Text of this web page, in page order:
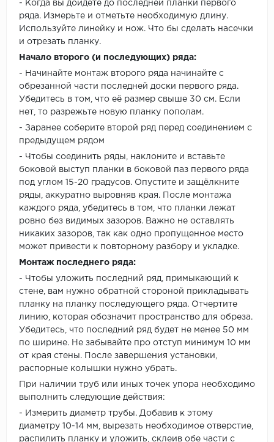
- Когда вы дойдёте до последней планки первого
ряда. Измерьте и отметьте необходимую длину.
Используйте линейку и нож. Что бы сделать насечки
и отрезать планку.
Начало второго (и последующих) ряда:
- Начинайте монтаж второго ряда начинайте с
обрезанной части последней доски первого ряда.
Убедитесь в том, что её размер свыше 30 см. Если
нет, то разрежьте новую планку пополам.
- Заранее соберите второй ряд перед соединением с
предыдущем рядом
- Чтобы соединить ряды, наклоните и вставьте
боковой выступ планки в боковой паз первого ряда
под углом 15-20 градусов. Опустите и защёлкните
ряды, аккуратно выровняв края. После монтажа
каждого ряда, убедитесь в том, что планки лежат
ровно без видимых зазоров. Важно не оставлять
никаких зазоров, так как одно пропущенное место
может привести к повторному разбору и укладке.
Монтаж последнего ряда:
- Чтобы уложить последний ряд, примыкающий к
стене, вам нужно обратной стороной прикладывать
планку на планку последующего ряда. Отчертите
линию, которая обозначит пространство для обреза.
Убедитесь, что последний ряд будет не менее 50 мм
по ширине. Не забывайте про отступ минимум 10 мм
от края стены. После завершения установки,
распорные колышки нужно убрать.
При наличии труб или иных точек упора необходимо
выполнить следующие действия:
- Измерить диаметр трубы. Добавив к этому
диаметру 10-14 мм, вырезать необходимое отверстие,
распилить планку и уложить, склеив обе части с